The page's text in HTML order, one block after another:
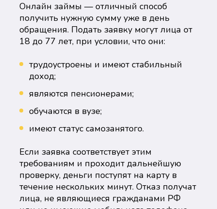
Онлайн займы — отличный способ
получить нужную сумму уже в день
обращения. Подать заявку могут лица от
18 до 77 лет, при условии, что они:
трудоустроены и имеют стабильный
доход;
являются пенсионерами;
обучаются в вузе;
имеют статус самозанятого.
Если заявка соответствует этим
требованиям и проходит дальнейшую
проверку, деньги поступят на карту в
течение нескольких минут. Отказ получат
лица, не являющиеся гражданами РФ